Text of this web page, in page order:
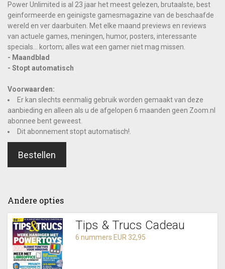
Power Unlimited is al 23 jaar het meest gelezen, brutaalste, best
geinformeerde en geinigste gamesmagazine van de beschaafde
wereld en ver daarbuiten. Met elke maand previews en reviews
van actuele games, meningen, humor, posters, interessante
specials... kortom; alles wat een gamer niet mag missen.
- Maandblad
- Stopt automatisch
Voorwaarden:
Er kan slechts eenmalig gebruik worden gemaakt van deze
aanbieding en alleen als u de afgelopen 6 maanden geen Zoom.nl
abonnee bent geweest.
Dit abonnement stopt automatisch!.
Bestellen
Andere opties
Tips & Trucs Cadeau
6 nummers EUR 32,95